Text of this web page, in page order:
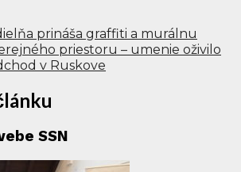
prináša graffiti a murálnu
priestoru – umenie oživilo
v Ruskove
SSN